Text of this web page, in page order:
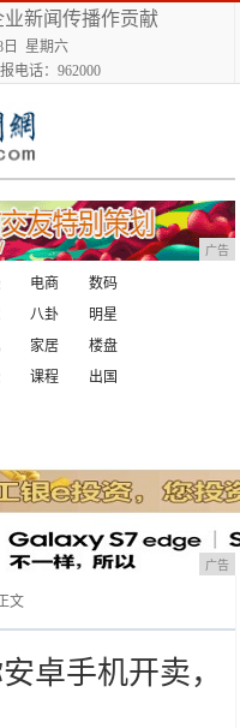
新闻传播作贡献
日 星期六
电话：962000
广告
电商
数码
八卦
明星
家居
楼盘
课程
出国
广告
文
卓手机开卖，